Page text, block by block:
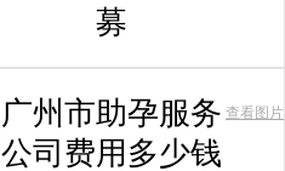
募
广州市助孕服务
公司费用多少钱
查看图片